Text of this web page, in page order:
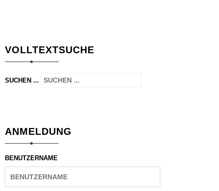
VOLLTEXTSUCHE
SUCHEN ...
ANMELDUNG
BENUTZERNAME